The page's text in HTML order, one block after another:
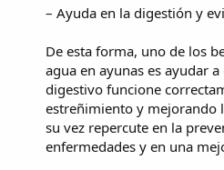
– Ayuda en la digestión y
De esta forma, uno de los
agua en ayunas es ayudar
digestivo funcione
estreñimiento y mejorando
su vez repercute en la
enfermedades y en una